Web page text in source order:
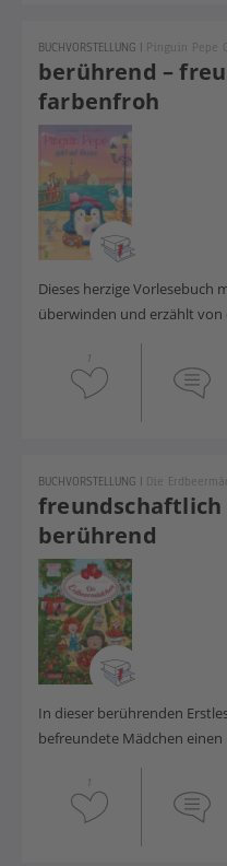
berührend –
farbenfroh
BUCHVORSTELLUNG | Pinguin Pepe
Dieses herzige Vorlesebuch
überwinden und erzählt
1
freundschaftlich
berührend
BUCHVORSTELLUNG | Die
In dieser berührenden
befreundete Mädchen
1